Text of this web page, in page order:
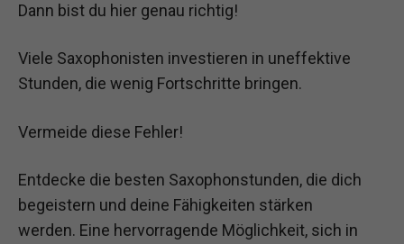
Dann bist du hier genau richtig!
Viele Saxophonisten investieren in uneffektive
Stunden, die wenig Fortschritte bringen.
Vermeide diese Fehler!
Entdecke die besten Saxophonstunden, die dich
begeistern und deine Fähigkeiten stärken
werden. Eine hervorragende Möglichkeit, sich in